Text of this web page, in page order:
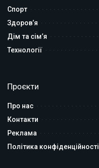
Спорт
Здоров’я
Дім та сім’я
Технології
Проєкти
Про нас
Контакти
Реклама
Політика конфіденційності